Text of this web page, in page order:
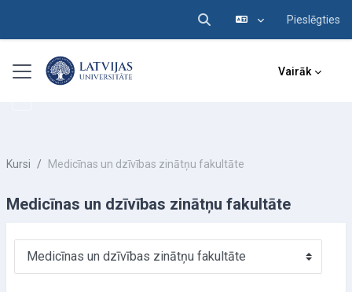
Pārslēgt meklēšanas
Pieslēgties
Sānu panelis Vairāk
Kursi Medicīnas un dzīvības zinātņu fakultāte
Medicīnas un dzīvības zinātņu fakultāte
Kursu kategorijas